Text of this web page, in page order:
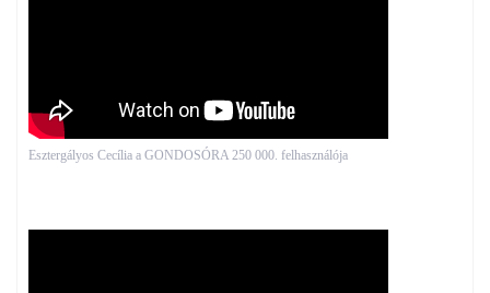
Esztergályos Cecília a GONDOSÓRA 250 000. felhasználója